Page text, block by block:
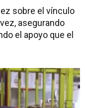
sobre el vínculo
asegurando
el apoyo que el